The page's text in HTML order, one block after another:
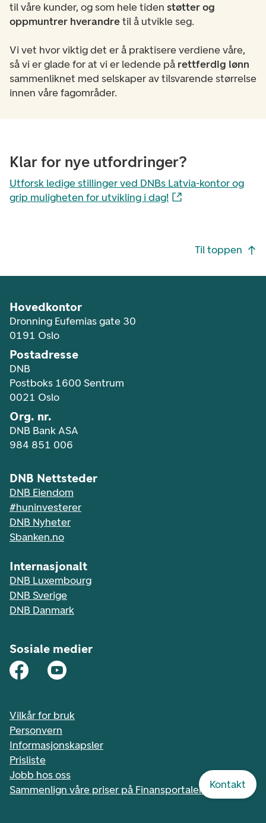
Kontakt
til våre kunder, og som hele tiden støtter og
oppmuntrer hverandretil å utvikle seg.
Vi vet hvor viktig det er å praktisere verdiene våre,
så vi er glade for at vi er ledende på rettferdig lønn
sammenliknet med selskaper av tilsvarende størrelse
innen våre fagområder.
Klar for nye utfordringer?
Utforsk ledige stillinger ved DNBs Latvia-kontor og
grip muligheten for utvikling i dag!
Til toppen
Hovedkontor
Dronning Eufemias gate 30
0191 Oslo
Postadresse
DNB
Postboks 1600 Sentrum
0021 Oslo
Org. nr.
DNB Bank ASA
984 851 006
DNB Nettsteder
DNB Eiendom
#huninvesterer
DNB Nyheter
Sbanken.no
Internasjonalt
DNB Luxembourg
DNB Sverige
DNB Danmark
Sosiale medier
Vilkår for bruk
Personvern
Informasjonskapsler
Prisliste
Jobb hos oss
Sammenlign våre priser på Finansportalen.no